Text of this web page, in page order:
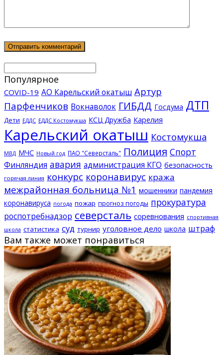
Популярное
COVID-19 АО Карельский окатыш Артур
Парфенчиков Вокнаволок ГИБДД Госдума ДТП
Дети ЕДДС ЕДДС Костомукша КСЦ Дружба Карелия
Карельский окатыш Костомукша
МВД МЧС Новый год ПАО "Северсталь" Полиция Спорт
Финляндия авария администрация КГО безопасность
горячая линия конкурс коронавирус кража
межрайонная больница №1 мошенники пандемия
коронавируса погода пожар прогноз погоды прокуратура
роспотребнадзор северсталь соревнования спортивная
школа статистика суд турнир уголовное дело школа штраф
Вам также может понравиться